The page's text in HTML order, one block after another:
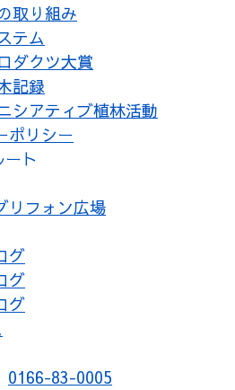
取り組み
テム
ダクツ大賞
記録
シアティブ植林活動
ポリシー
ト
リフォン広場
グ
グ
グ
0166-83-0005